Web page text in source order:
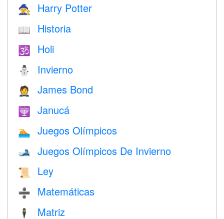
🧙 Harry Potter
📖 Historia
🕉 Holi
⛄ Invierno
🤵 James Bond
🕎 Janucá
🏊 Juegos Olímpicos
🎿 Juegos Olímpicos De Invierno
📜 Ley
➗ Matemáticas
🕴️ Matriz